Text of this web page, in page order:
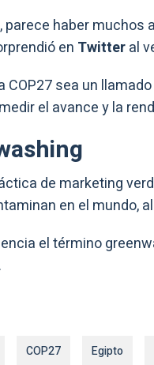
haber
en Twitteral
COP27 sea un
el avance y la
de marketing
en el mundo,
el término
COP27 Egipto